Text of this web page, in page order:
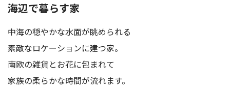
海辺で暮らす家
中海の穏やかな水面が眺められる
素敵なロケーションに建つ家。
南欧の雑貨とお花に包まれて
家族の柔らかな時間が流れます。